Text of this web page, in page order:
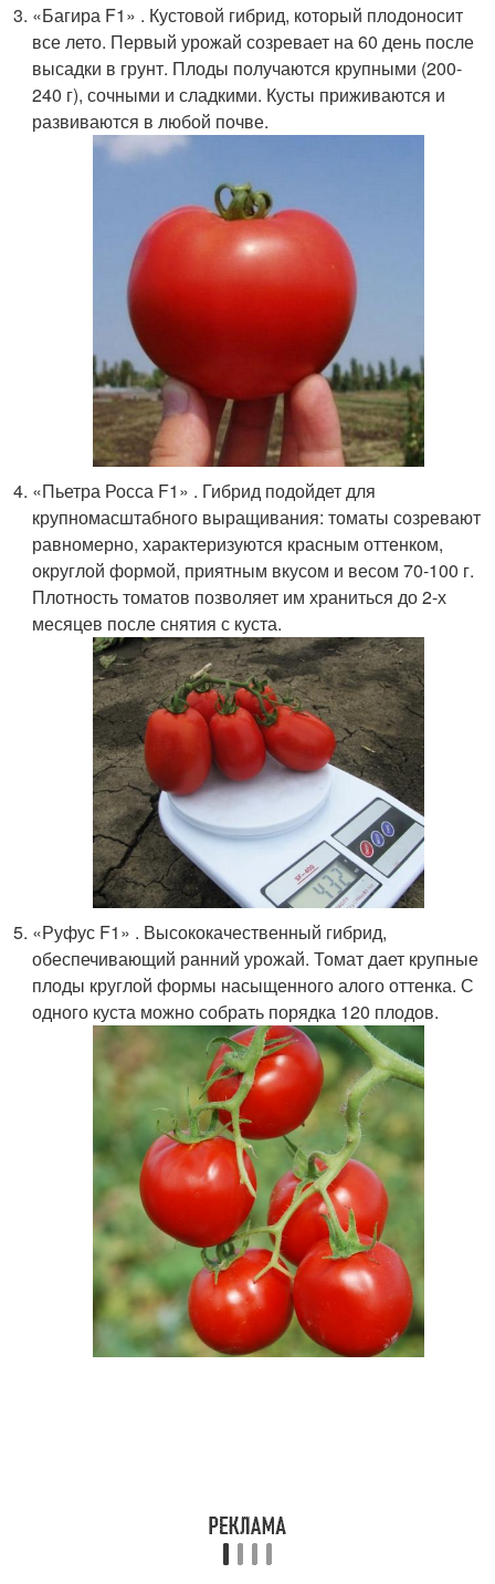
«Багира F1» . Кустовой гибрид, который плодоносит
все лето. Первый урожай созревает на 60 день после
высадки в грунт. Плоды получаются крупными (200-
240 г), сочными и сладкими. Кусты приживаются и
развиваются в любой почве.
«Пьетра Росса F1» . Гибрид подойдет для
крупномасштабного выращивания: томаты созревают
равномерно, характеризуются красным оттенком,
округлой формой, приятным вкусом и весом 70-100 г.
Плотность томатов позволяет им храниться до 2-х
месяцев после снятия с куста.
«Руфус F1» . Высококачественный гибрид,
обеспечивающий ранний урожай. Томат дает крупные
плоды круглой формы насыщенного алого оттенка. С
одного куста можно собрать порядка 120 плодов.